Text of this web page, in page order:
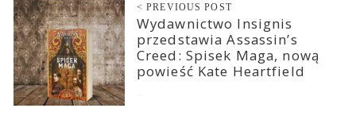
< PREVIOUS POST
Wydawnictwo Insignis
przedstawia Assassin’s
Creed: Spisek Maga, nową
powieść Kate Heartfield